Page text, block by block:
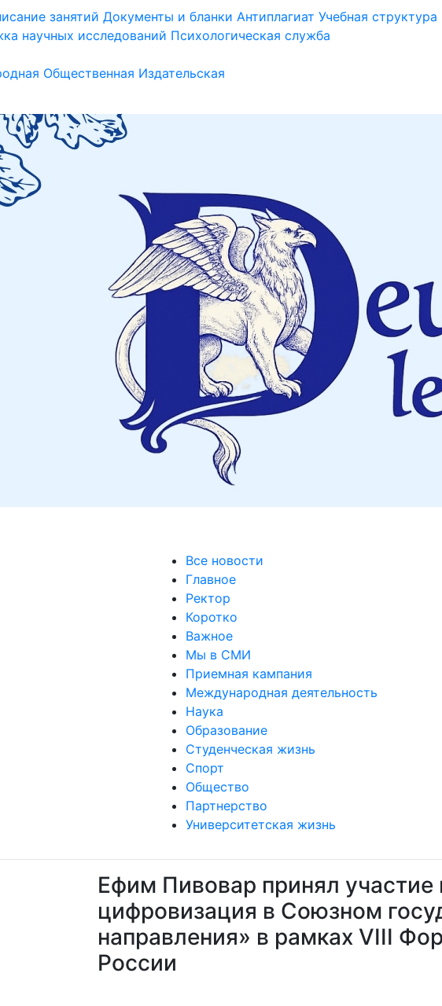
занятий Документы и бланки Антиплагиат Учебная структура
научных исследований Психологическая служба
Общественная Издательская
Все новости
Главное
Ректор
Коротко
Важное
Мы в СМИ
Приемная кампания
Международная деятельность
Наука
Образование
Студенческая жизнь
Спорт
Общество
Партнерство
Университетская жизнь
Ефим Пивовар принял
цифровизация в Союзном
направления» в рамках VIII
России